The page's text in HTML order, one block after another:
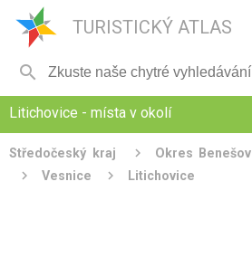
TURISTICKÝ ATLAS

Litichovice - místa v okolí
Středočeský kraj Okres Benešov
Vesnice
Litichovice